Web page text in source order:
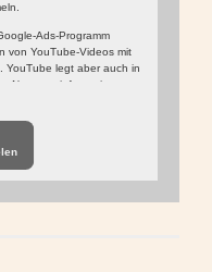
Ads-Programm
von YouTube-Videos mit
YouTube legt aber auch in
Nutzungsinformationen
„YouTube“ finden Sie in